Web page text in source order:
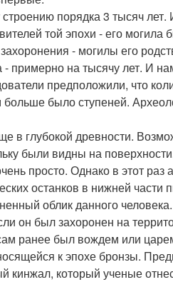
порядка 3 тысяч лет.
той эпохи - его
- могилы его
примерно на тысячу лет. И
предположили, что
было ступеней.
в глубокой древности.
были видны на
просто. Однако в этот раз
останков в нижней части
облик данного
он был захоронен на
ранее был вождем или
к эпохе бронзы.
кинжал, который ученые